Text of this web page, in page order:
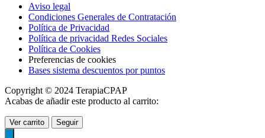
Aviso legal
Condiciones Generales de Contratación
Política de Privacidad
Política de privacidad Redes Sociales
Política de Cookies
Preferencias de cookies
Bases sistema descuentos por puntos
Copyright © 2024 TerapiaCPAP
Acabas de añadir este producto al carrito:
Ver carrito Seguir